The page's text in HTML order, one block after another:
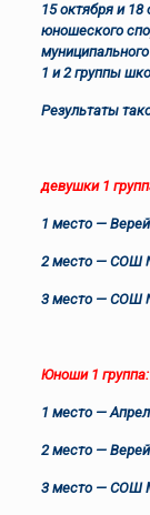
15 октября и
юношеского
1 и 2 группы
Результаты
девушки 1
1 место —
2 место — СОШ
3 место — СОШ
Юноши 1 группа:
1 место —
2 место —
3 место — СОШ